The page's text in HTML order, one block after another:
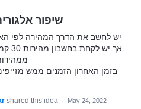
שיפור
יש לחשב את הדרך המהירה לפי
אך יש
בזמן האחרון הזמנים ממש
shared this idea ·
May 24, 2022